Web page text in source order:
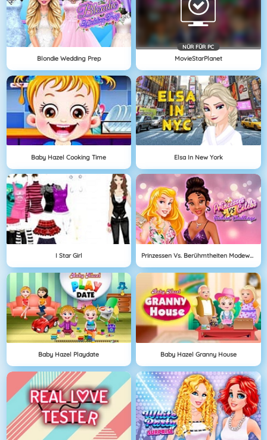
Blondie Wedding Prep
NÜR FÜR PC
MovieStarPlanet
Baby Hazel Cooking Time Elsa In New York
I Star Girl Prinzessen Vs. Berühmtheiten Modewettbewerb
Baby Hazel Playdate Baby Hazel Granny House